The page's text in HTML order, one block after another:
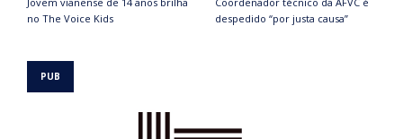
no The Voice Kids
despedido “por justa causa”